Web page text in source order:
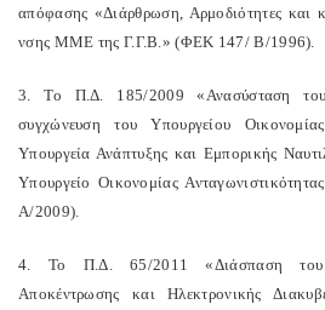
απόφασης «Διάρθρωση, Αρμοδιότητες και
νσης ΜΜΕ της Γ.Γ.Β.» (ΦΕΚ 147/ Β/1996).
3. Το Π.Δ. 185/2009 «Ανασύσταση του
συγχώνευση του Υπουργείου
Υπουργεία Ανάπτυξης και Εμπορικής
Υπουργείο Οικονομίας
Α/2009).
4. Το Π.Δ. 65/2011 «Διάσπαση του
Αποκέντρωσης και Ηλεκτρονικής